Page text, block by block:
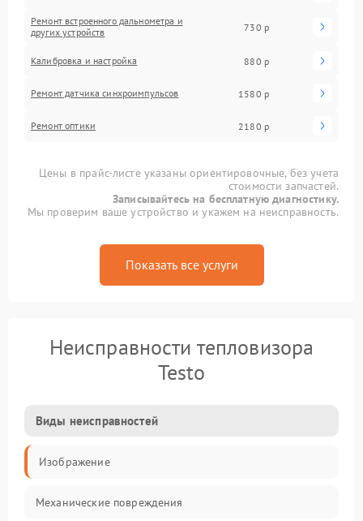
Ремонт встроенного дальнометра и
других устройств
730 р
Калибровка и настройка 880 р
Ремонт датчика синхроимпульсов 1580 р
Ремонт оптики 2180 р
Цены в прайс-листе указаны ориентировочные, без учета
стоимости запчастей.
Записывайтесь на бесплатную диагностику.
Мы проверим ваше устройство и укажем на неисправность.
Показать все услуги
Неисправности тепловизора
Testo
Виды неисправностей
Изображение
Механические повреждения